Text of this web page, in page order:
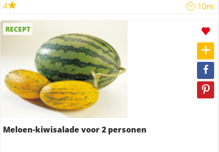
4 10m
RECEPT
Meloen-kiwisalade voor 2 personen